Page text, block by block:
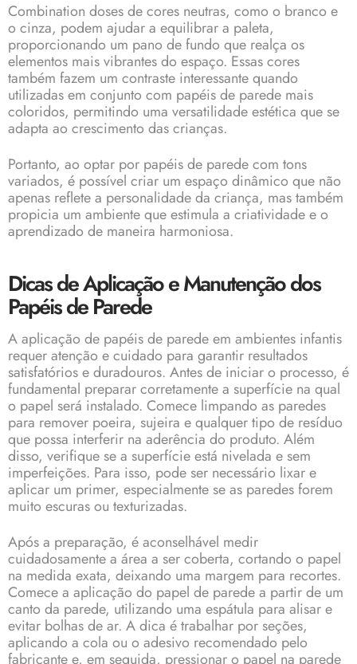
Combination doses de cores neutras, como o branco e
o cinza, podem ajudar a equilibrar a paleta,
proporcionando um pano de fundo que realça os
elementos mais vibrantes do espaço. Essas cores
também fazem um contraste interessante quando
utilizadas em conjunto com papéis de parede mais
coloridos, permitindo uma versatilidade estética que se
adapta ao crescimento das crianças.
Portanto, ao optar por papéis de parede com tons
variados, é possível criar um espaço dinâmico que não
apenas reflete a personalidade da criança, mas também
propicia um ambiente que estimula a criatividade e o
aprendizado de maneira harmoniosa.
Dicas de Aplicação e Manutenção dos
Papéis de Parede
A aplicação de papéis de parede em ambientes infantis
requer atenção e cuidado para garantir resultados
satisfatórios e duradouros. Antes de iniciar o processo, é
fundamental preparar corretamente a superfície na qual
o papel será instalado. Comece limpando as paredes
para remover poeira, sujeira e qualquer tipo de resíduo
que possa interferir na aderência do produto. Além
disso, verifique se a superfície está nivelada e sem
imperfeições. Para isso, pode ser necessário lixar e
aplicar um primer, especialmente se as paredes forem
muito escuras ou texturizadas.
Após a preparação, é aconselhável medir
cuidadosamente a área a ser coberta, cortando o papel
na medida exata, deixando uma margem para recortes.
Comece a aplicação do papel de parede a partir de um
canto da parede, utilizando uma espátula para alisar e
evitar bolhas de ar. A dica é trabalhar por seções,
aplicando a cola ou o adesivo recomendado pelo
fabricante e, em seguida, pressionar o papel na parede